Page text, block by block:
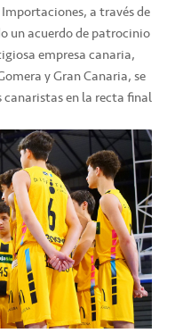
Importaciones, a través de
un acuerdo de patrocinio
empresa canaria,
y Gran Canaria, se
en la recta final